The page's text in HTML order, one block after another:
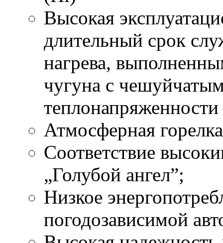
Высокая
длительный срок
нагрева,
чугуна с
теплонапряженности
Атмосферная
Соответствие
„Голубой ангел”;
Низкое
погодозависимой